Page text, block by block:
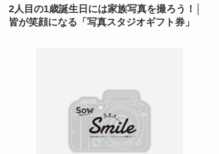
2人目の1歳誕生日には家族写真を撮ろう！│
皆が笑顔になる「写真スタジオギフト券」